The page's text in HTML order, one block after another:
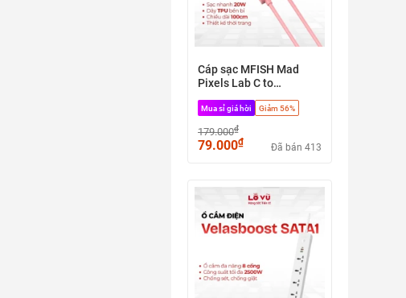
Cáp sạc MFISH Mad
Pixels Lab C to
Sạc nhanh chuẩn PD,
chất liệu TPU, thiết kế
gọn nhẹ
Mua sỉ giá hời Giảm 56%
179.000₫
79.000₫ Đã bán 413